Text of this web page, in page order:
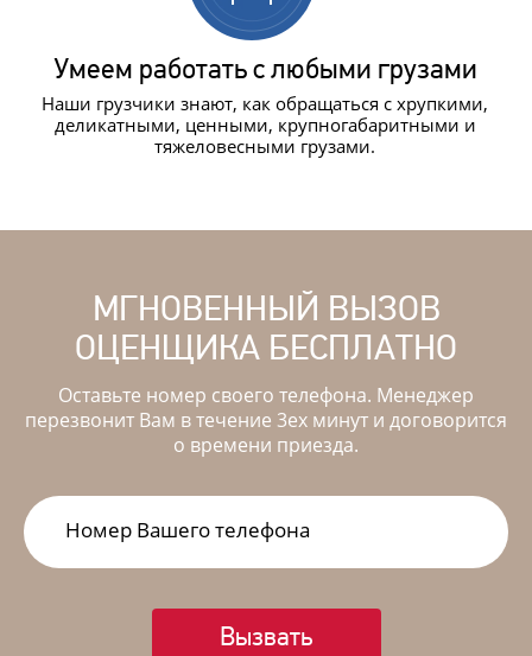
Умеем работать с любыми грузами
Наши грузчики знают, как обращаться с хрупкими,
деликатными, ценными, крупногабаритными и
тяжеловесными грузами.
МГНОВЕННЫЙ ВЫЗОВ
ОЦЕНЩИКА БЕСПЛАТНО
Оставьте номер своего телефона. Менеджер
перезвонит Вам в течение 3ех минут и договорится
о времени приезда.
Вызвать